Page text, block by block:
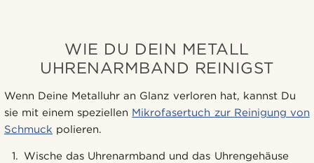
WIE DU DEIN METALL
UHRENARMBAND REINIGST
Wenn Deine Metalluhr an Glanz verloren hat, kannst Du
sie mit einem speziellen Mikrofasertuch zur Reinigung von
Schmuck polieren.
Wische das Uhrenarmband und das Uhrengehäuse